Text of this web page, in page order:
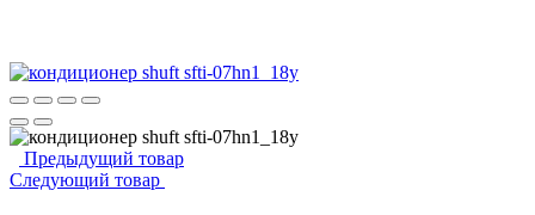
Предыдущий товар
Следующий товар